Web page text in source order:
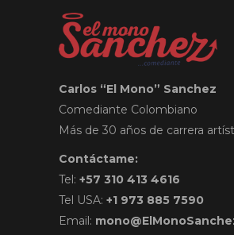
Carlos “El Mono” Sanchez
Comediante Colombiano
Más de 30 años de carrera
Contáctame:
Tel: +57 310 413 4616
Tel USA: +1 973 885 7590
Email: